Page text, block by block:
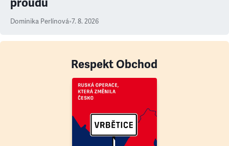
proudu
Dominika Perlínová•7. 8. 2026
Respekt Obchod